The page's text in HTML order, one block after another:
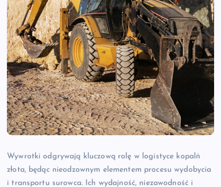
Wywrotki odgrywają kluczową rolę w logistyce kopalń
złota, będąc nieodzownym elementem procesu wydobycia
i transportu surowca. Ich wydajność, niezawodność i